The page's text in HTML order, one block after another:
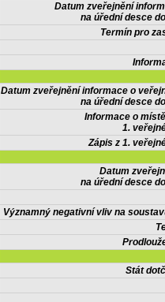
Datum zveřejnění
na úřední desce
Termín pro
Datum zveřejnění informace o
na úřední desce
Informace o
1.
Zápis z 1.
Datum
na úřední desce
Významný negativní vliv na
Stát